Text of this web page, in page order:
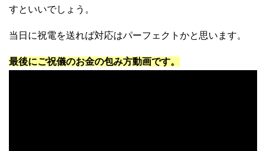
すといいでしょう。
当日に祝電を送れば対応はパーフェクトかと思います。
最後にご祝儀のお金の包み方動画です。